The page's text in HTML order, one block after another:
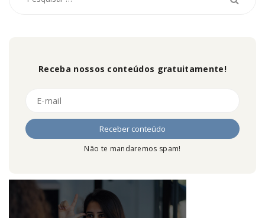
Receba nossos conteúdos gratuitamente!
Não te mandaremos spam!